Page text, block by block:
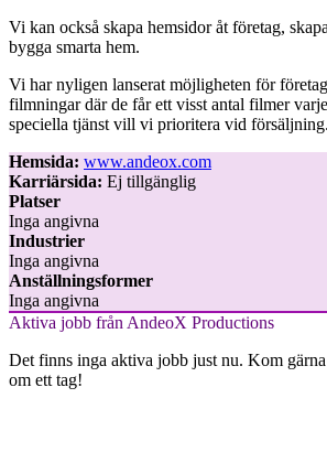
Vi kan också skapa hemsidor åt företag,
bygga smarta hem.
Vi har nyligen lanserat möjligheten för
filmningar där de får ett visst antal filmer
speciella tjänst vill vi prioritera vid försäljning.
Hemsida: www.andeox.com
Karriärsida: Ej tillgänglig
Platser
Inga angivna
Industrier
Inga angivna
Anställningsformer
Inga angivna
Aktiva jobb från AndeoX Productions
Det finns inga aktiva jobb just nu. Kom
om ett tag!